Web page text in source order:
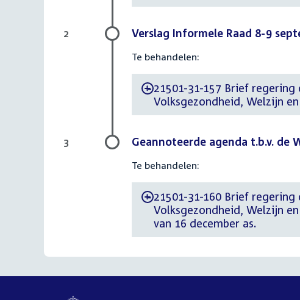
Verslag Informele Raad 8-9
Te behandelen:
-21501-31-157 Brief
Volksgezondheid, Welzijn
2
Geannoteerde agenda t.b.v. de
Te behandelen:
-21501-31-160 Brief
Volksgezondheid, Welzijn
van 16 december as.
3